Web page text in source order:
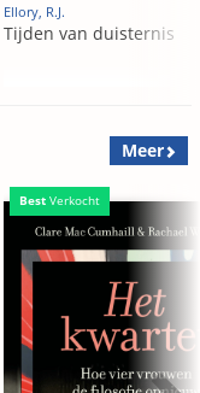
Ellory, R.J.
Tijden van duisternis
Meer
Best Verkocht